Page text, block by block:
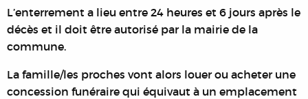
L’enterrement a lieu entre 24 heures et 6 jours après le
décès et il doit être autorisé par la mairie de la
commune.
La famille/les proches vont alors louer ou acheter une
concession funéraire qui équivaut à un emplacement